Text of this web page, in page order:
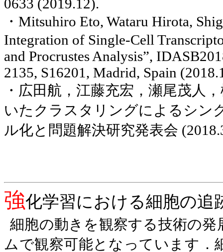
0633 (2019.12).
・ Mitsuhiro Eto, Wataru Hirota,
Integration of Single-Cell
and Procrustes Analysis”,
2135, S16201, Madrid, Spain
・広田航，江藤充宏，瀬尾茂人
いたクラスタリングによるシン
ル化と問題解決研究発表会
強化学習における細胞の追
細胞の動きを観察する技術の
ムで観察可能となっています．